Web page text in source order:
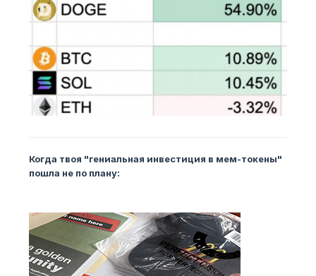
Когда твоя "гениальная инвестиция в мем-токены"
пошла не по плану: